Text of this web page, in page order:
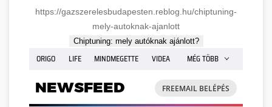
https://gazszerelesbudapesten.reblog.hu/chiptuning-
mely-autoknak-ajanlott
Chiptuning: mely autóknak ajánlott?